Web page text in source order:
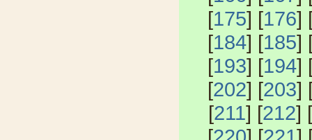
[175] [176]
[184] [185]
[193] [194]
[202] [203]
[211] [212] [